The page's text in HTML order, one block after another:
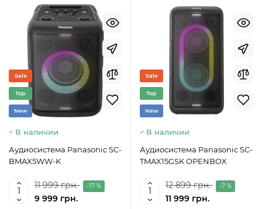
Sale
Top
New
В наличии
Аудиосистема Panasonic SC-
BMAX5WW-K
11 999 грн. -17 %
9 999 грн.
Sale
Top
New
В наличии
Аудиосистема Panasonic SC-
TMAX15GSK OPENBOX
12 899 грн. -7 %
11 999 грн.